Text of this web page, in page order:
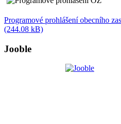
Programové prohlášení obecního
(244.08 kB)
Jooble